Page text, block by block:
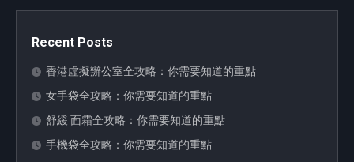
Recent Posts
香港虛擬辦公室全攻略：你需要知道的重點
女手袋全攻略：你需要知道的重點
舒緩 面霜全攻略：你需要知道的重點
手機袋全攻略：你需要知道的重點